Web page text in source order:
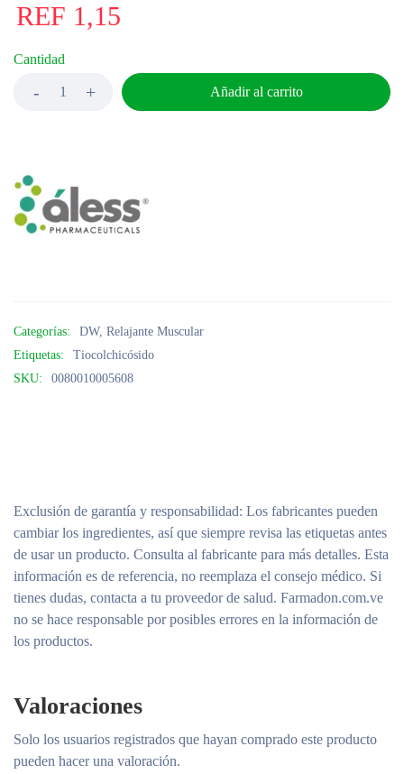
REF 1,15
Cantidad
Añadir al carrito
Categorías: DW, Relajante Muscular
Etiquetas:
Tiocolchicósido
SKU:
0080010005608
Exclusión de garantía y responsabilidad: Los fabricantes pueden
cambiar los ingredientes, así que siempre revisa las etiquetas antes
de usar un producto. Consulta al fabricante para más detalles. Esta
información es de referencia, no reemplaza el consejo médico. Si
tienes dudas, contacta a tu proveedor de salud. Farmadon.com.ve
no se hace responsable por posibles errores en la información de
los productos.
Valoraciones
Solo los usuarios registrados que hayan comprado este producto
pueden hacer una valoración.